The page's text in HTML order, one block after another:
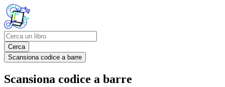
Cerca
Scansiona codice a barre
Scansiona codice a barre